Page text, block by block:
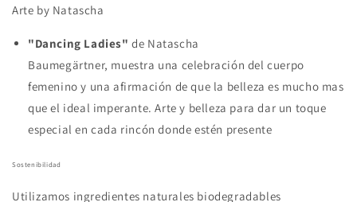
Arte by Natascha
"Dancing Ladies" de Natascha
Baumegärtner, muestra una celebración del cuerpo
femenino y una afirmación de que la belleza es mucho mas
que el ideal imperante. Arte y belleza para dar un toque
especial en cada rincón donde estén presente
Sostenibilidad
Utilizamos ingredientes naturales biodegradables